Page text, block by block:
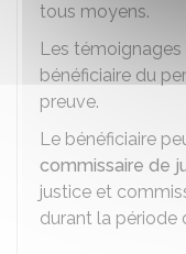
tous moyens.
Les témoignages
bénéficiaire du
preuve.
Le bénéficiaire
commissaire de
justice et
durant la période